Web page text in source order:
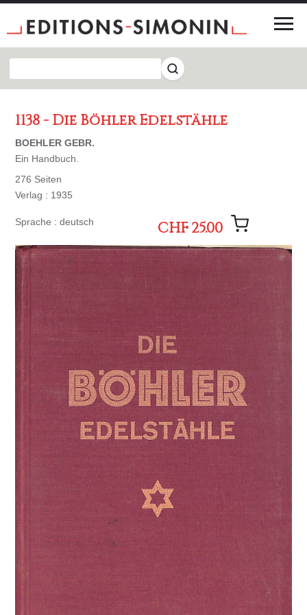
1138 - Die Böhler Edelstähle
BOEHLER GEBR.
Ein Handbuch.
276 Seiten
Verlag : 1935
Sprache : deutsch CHF 25.00